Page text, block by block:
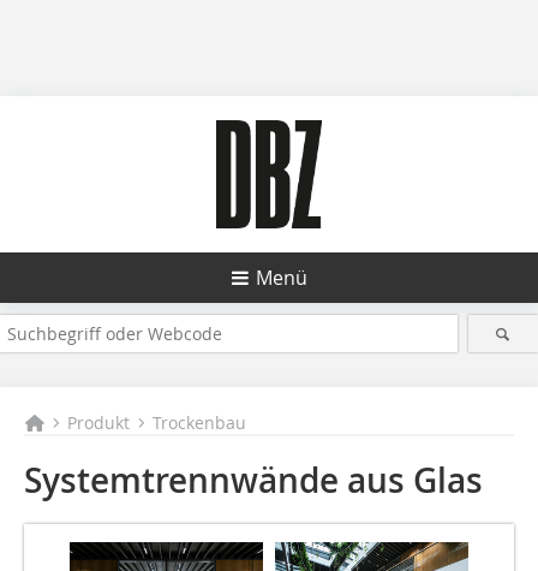
Menü
Produkt Trockenbau
Systemtrennwände aus Glas